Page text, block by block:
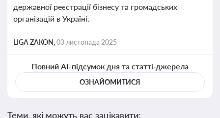
державної реєстрації бізнесу та громадських
організацій в Україні.
LIGA ZAKON,03 листопада 2025
Повний AI-підсумок дня та статті-джерела
ОЗНАЙОМИТИСЯ
Теми, які можуть вас зацікавити: